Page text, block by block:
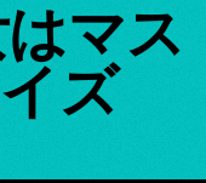
マス
ズ